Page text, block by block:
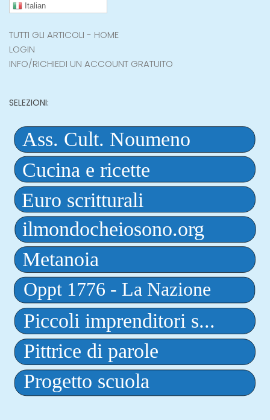
Italian
TUTTI GLI ARTICOLI - HOME
LOGIN
INFO/RICHIEDI UN ACCOUNT GRATUITO
SELEZIONI: